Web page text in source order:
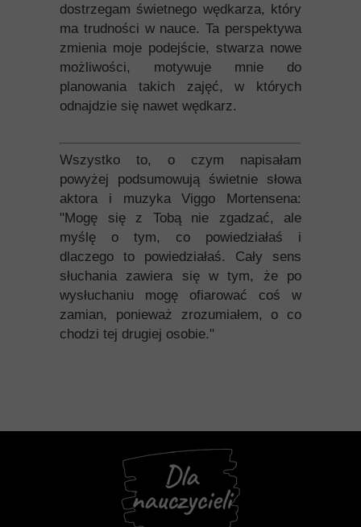
dostrzegam świetnego wędkarza, który
ma trudności w nauce. Ta perspektywa
zmienia moje podejście, stwarza nowe
możliwości, motywuje mnie do
planowania takich zajęć, w których
odnajdzie się nawet wędkarz.
Wszystko to, o czym napisałam
powyżej podsumowują świetnie słowa
aktora i muzyka Viggo Mortensena:
"Mogę się z Tobą nie zgadzać, ale
myślę o tym, co powiedziałaś i
dlaczego to powiedziałaś. Cały sens
słuchania zawiera się w tym, że po
wysłuchaniu mogę ofiarować coś w
zamian, ponieważ zrozumiałem, o co
chodzi tej drugiej osobie."